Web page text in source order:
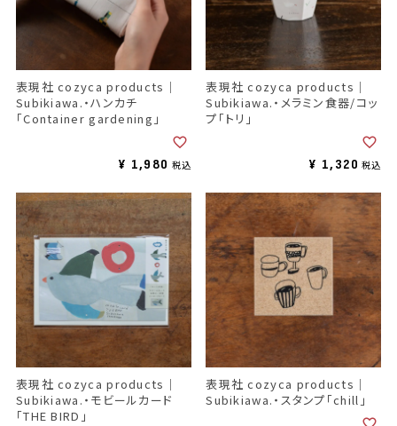
表現社 cozyca products｜
Subikiawa.・ハンカチ
「Container gardening」
¥ 1,980 税込
表現社 cozyca products｜
Subikiawa.・メラミン食器/コッ
プ「トリ」
¥ 1,320 税込
表現社 cozyca products｜
Subikiawa.・モビールカード
「THE BIRD」
表現社 cozyca products｜
Subikiawa.・スタンプ「chill」